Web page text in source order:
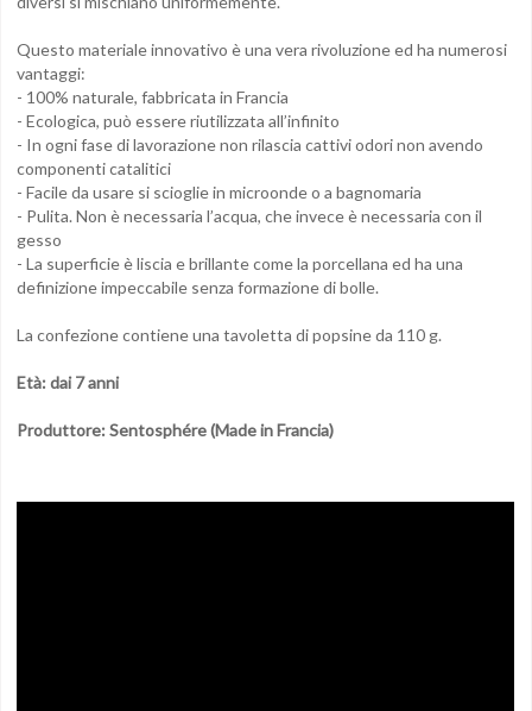
Questo materiale innovativo è una vera rivoluzione ed ha numerosi
vantaggi:
- 100% naturale, fabbricata in Francia
- Ecologica, può essere riutilizzata all’infinito
- In ogni fase di lavorazione non rilascia cattivi odori non avendo
componenti catalitici
- Facile da usare si scioglie in microonde o a bagnomaria
- Pulita. Non è necessaria l’acqua, che invece è necessaria con il
gesso
- La superficie è liscia e brillante come la porcellana ed ha una
definizione impeccabile senza formazione di bolle.
La confezione contiene una tavoletta di popsine da 110 g.
Età: dai 7 anni
Produttore: Sentosphére (Made in Francia)